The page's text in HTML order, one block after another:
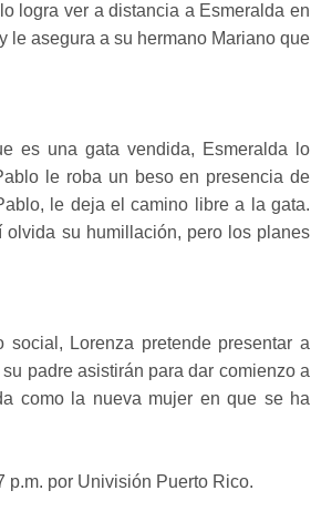
logra ver a distancia a Esmeralda en
le asegura a su hermano Mariano que
es una gata vendida, Esmeralda lo
le roba un beso en presencia de
le deja el camino libre a la gata.
su humillación, pero los planes
Lorenza pretende presentar a
padre asistirán para dar comienzo a
como la nueva mujer en que se ha
p.m. por Univisión Puerto Rico.